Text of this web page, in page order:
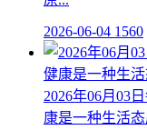
2026-06-04 1560
2026年06月03
康是一种生活态